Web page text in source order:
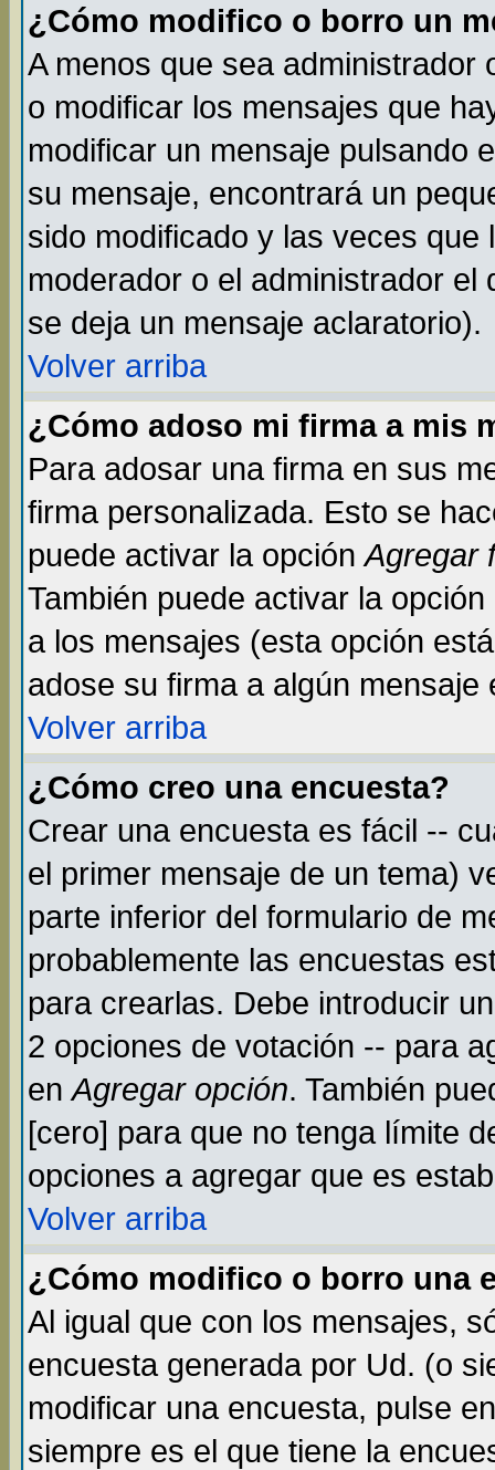
¿Cómo modifico o borro un
A menos que sea administrador
o modificar los mensajes que
modificar un mensaje pulsando
su mensaje, encontrará un
sido modificado y las veces
moderador o el administrador
se deja un mensaje aclaratorio).
Volver arriba
¿Cómo adoso mi firma a mis
Para adosar una firma en sus
firma personalizada. Esto se
puede activar la opciónAgregar
También puede activar la
a los mensajes (esta opción
adose su firma a algún mensaje
Volver arriba
¿Cómo creo una encuesta?
Crear una encuesta es fácil --
el primer mensaje de un tema)
parte inferior del formulario de
probablemente las encuestas
para crearlas. Debe introducir
2 opciones de votación -- para
enAgregar opción. También
[cero] para que no tenga límite
opciones a agregar que es
Volver arriba
¿Cómo modifico o borro una
Al igual que con los mensajes,
encuesta generada por Ud. (o
modificar una encuesta, pulse
siempre es el que tiene la